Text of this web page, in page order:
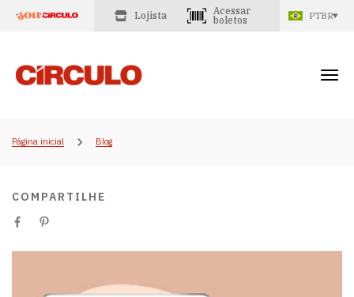
Lojista
Acessar
boletos
PTBR
Página inicial Blog
COMPARTILHE